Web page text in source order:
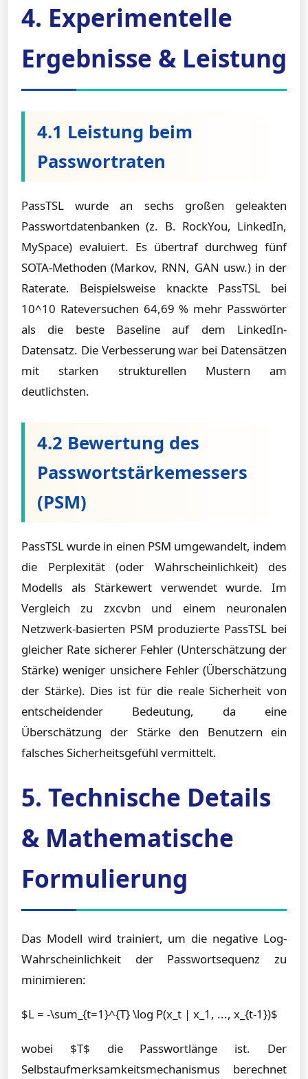
4. Experimentelle
Ergebnisse & Leistung
4.1 Leistung beim
Passwortraten
PassTSL wurde an sechs großen geleakten
Passwortdatenbanken (z. B. RockYou, LinkedIn,
MySpace) evaluiert. Es übertraf durchweg fünf
SOTA-Methoden (Markov, RNN, GAN usw.) in der
Raterate. Beispielsweise knackte PassTSL bei
10^10 Rateversuchen 64,69 % mehr Passwörter
als die beste Baseline auf dem LinkedIn-
Datensatz. Die Verbesserung war bei Datensätzen
mit starken strukturellen Mustern am
deutlichsten.
4.2 Bewertung des
Passwortstärkemessers
(PSM)
PassTSL wurde in einen PSM umgewandelt, indem
die Perplexität (oder Wahrscheinlichkeit) des
Modells als Stärkewert verwendet wurde. Im
Vergleich zu zxcvbn und einem neuronalen
Netzwerk-basierten PSM produzierte PassTSL bei
gleicher Rate sicherer Fehler (Unterschätzung der
Stärke) weniger unsichere Fehler (Überschätzung
der Stärke). Dies ist für die reale Sicherheit von
entscheidender Bedeutung, da eine
Überschätzung der Stärke den Benutzern ein
falsches Sicherheitsgefühl vermittelt.
5. Technische Details
& Mathematische
Formulierung
Das Modell wird trainiert, um die negative Log-
Wahrscheinlichkeit der Passwortsequenz zu
minimieren:
$L = -\sum_{t=1}^{T} \log P(x_t | x_1, ..., x_{t-1})$
wobei $T$ die Passwortlänge ist. Der
Selbstaufmerksamkeitsmechanismus berechnet